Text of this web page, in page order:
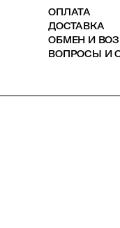
ОПЛАТА
ДОСТАВКА
ОБМЕН И
ВОПРОСЫ И